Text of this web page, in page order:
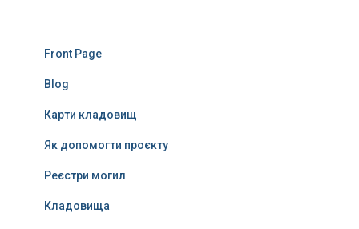
Front Page
Blog
Карти кладовищ
Як допомогти проєкту
Реєстри могил
Кладовища